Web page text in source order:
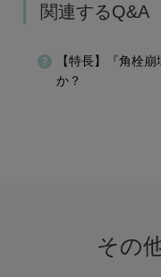
関連するQ&A
【特長】『角栓
か？
その